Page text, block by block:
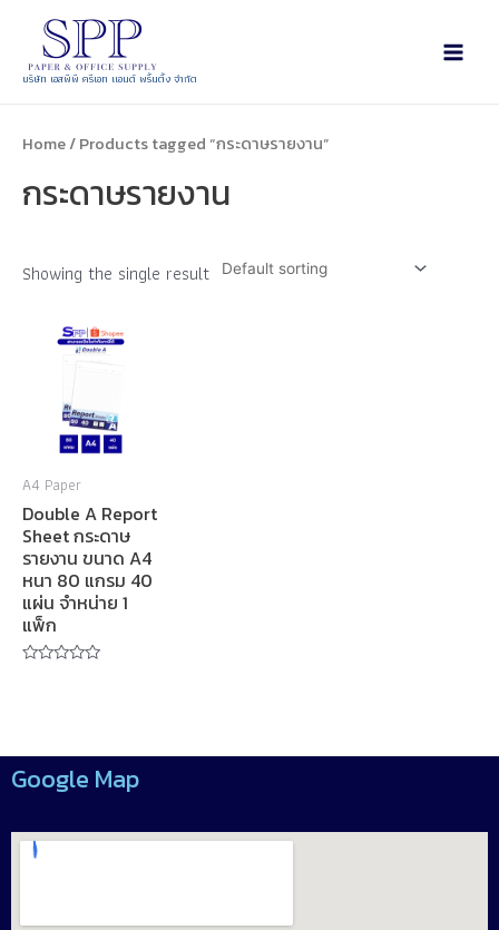
บริษัท เอสพีพี ครีเอท แอนด์ พริ้นติ้ง จำกัด
Home/ Products tagged “กระดาษรายงาน”
กระดาษรายงาน
Showing the single result
A4 Paper
Double A Report
Sheet กระดาษ
รายงาน ขนาด A4
หนา 80 แกรม 40
แผ่น จำหน่าย 1
แพ็ก
Google Map